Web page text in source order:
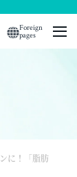
Foreign
pages
に！「脂肪